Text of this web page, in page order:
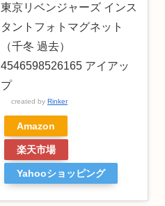
東京リベンジャーズ インス
タントフォトマグネット
（千冬 過去）
4546598526165 アイアッ
プ
created by Rinker
Amazon
楽天市場
Yahooショッピング